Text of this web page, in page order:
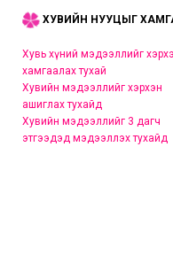
ХУВИЙН НУУЦЫГ
Хувь хүний мэдээллийг
хамгаалах тухай
Хувийн мэдээллийг хэрхэн
ашиглах тухайд
Хувийн мэдээллийг 3 дагч
этгээдэд мэдээллэх тухайд